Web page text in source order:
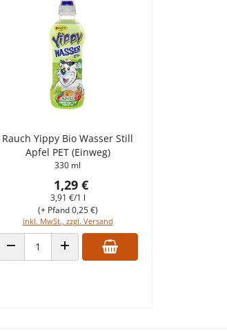
Rauch Yippy Bio Wasser Still
Apfel PET (Einweg)
330 ml
1,29 €
3,91 €/1 l
inkl. MwSt., zzgl. Versand
(+ Pfand 0,25 €)
ANZAHL VERRINGERNANZAHL ERHÖHEN